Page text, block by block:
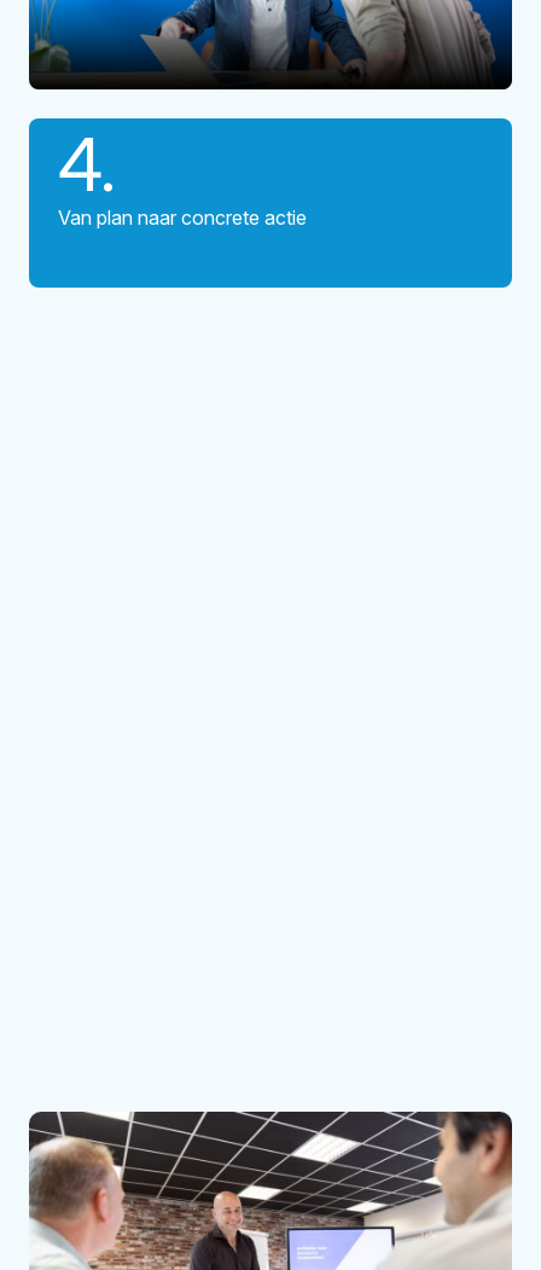
4.
Van plan naar concrete actie